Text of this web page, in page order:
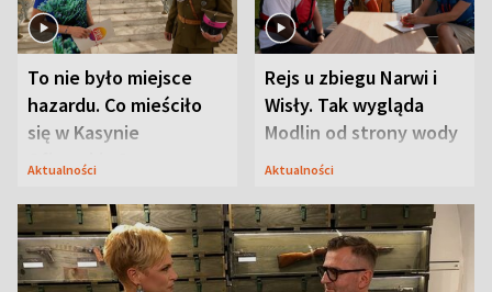
To nie było miejsce
hazardu. Co mieściło
się w Kasynie
Oficerskim?
Aktualności
Rejs u zbiegu Narwi i
Wisły. Tak wygląda
Modlin od strony wody
Aktualności